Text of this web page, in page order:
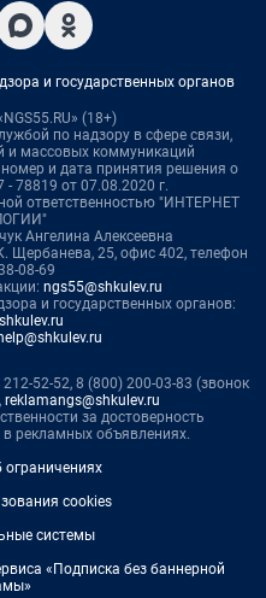
и государственных органов
(18+)
по надзору в сфере связи,
и массовых коммуникаций
и дата принятия решения о
78819 от 07.08.2020 г.
ответственностью "ИНТЕРНЕТ
Ангелина Алексеевна
Щербанева, 25, офис 402, телефон
08-69
ngs55@shkulev.ru
и государственных органов:
52-52, 8 (800) 200-03-83 (звонок
reklamangs@shkulev.ru
за достоверность
рекламных объявлениях.
cookies
системы
«Подписка без баннерной